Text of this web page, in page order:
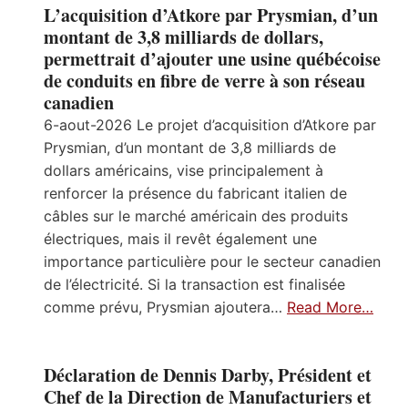
L’acquisition d’Atkore par Prysmian, d’un
montant de 3,8 milliards de dollars,
permettrait d’ajouter une usine québécoise
de conduits en fibre de verre à son réseau
canadien
6-aout-2026 Le projet d’acquisition d’Atkore par
Prysmian, d’un montant de 3,8 milliards de
dollars américains, vise principalement à
renforcer la présence du fabricant italien de
câbles sur le marché américain des produits
électriques, mais il revêt également une
importance particulière pour le secteur canadien
de l’électricité. Si la transaction est finalisée
comme prévu, Prysmian ajoutera… Read More…
Déclaration de Dennis Darby, Président et
Chef de la Direction de Manufacturiers et